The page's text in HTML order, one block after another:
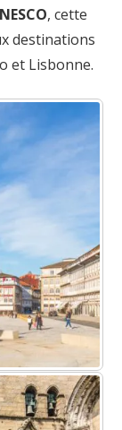
, cette
destinations
et Lisbonne.